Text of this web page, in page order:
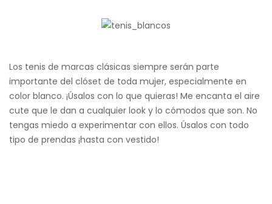
Los tenis de marcas clásicas siempre serán parte
importante del clóset de toda mujer, especialmente en
color blanco. ¡Úsalos con lo que quieras! Me encanta el aire
cute que le dan a cualquier look y lo cómodos que son. No
tengas miedo a experimentar con ellos. Úsalos con todo
tipo de prendas ¡hasta con vestido!